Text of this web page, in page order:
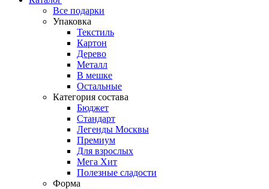
Все подарки
Упаковка
Текстиль
Картон
Дерево
Металл
В мешке
Остальные
Категория состава
Бюджет
Стандарт
Легенды Москвы
Премиум
Для взрослых
Мега Хит
Полезные сладости
Форма